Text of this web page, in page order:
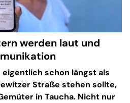
werden laut und
eigentlich schon längst als
Straße stehen sollte,
in Taucha. Nicht nur